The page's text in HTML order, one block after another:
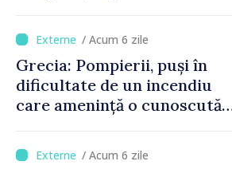
/ Acum 6 zile
Grecia: Pompierii, puși în
dificultate de un incendiu
care amenință o cunoscută
/ Acum 6 zile